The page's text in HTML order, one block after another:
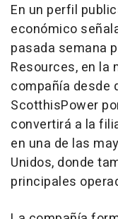
En un perfil
económico
pasada semana
Resources, en la
compañía desde
ScotthisPower
convertirá a la
en una de las
Unidos, donde
principales